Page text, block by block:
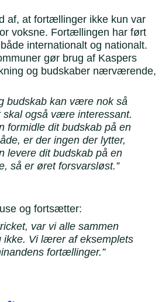
af, at fortællinger ikke kun var
voksne. Fortællingen har ført
internationalt og nationalt.
gør brug af Kaspers
og budskaber nærværende,
budskab kan være nok så
skal også være interessant.
formidle dit budskab på en
er der ingen der lytter,
levere dit budskab på en
så er øret forsvarsløst.”
og fortsætter:
var vi alle sammen
ikke. Vi lærer af eksemplets
fortællinger.”